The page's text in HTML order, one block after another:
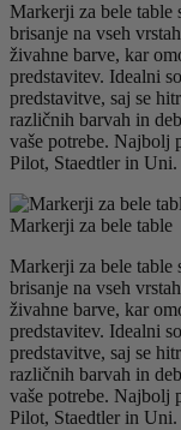
Markerji za bele table
brisanje na vseh
živahne barve, kar
predstavitev. Idealni
predstavitve, saj se
različnih barvah in
vaše potrebe. Najbolj
Pilot, Staedtler in Uni.
Markerji za bele table
Markerji za bele table
brisanje na vseh
živahne barve, kar
predstavitev. Idealni
predstavitve, saj se
različnih barvah in
vaše potrebe. Najbolj
Pilot, Staedtler in Uni.